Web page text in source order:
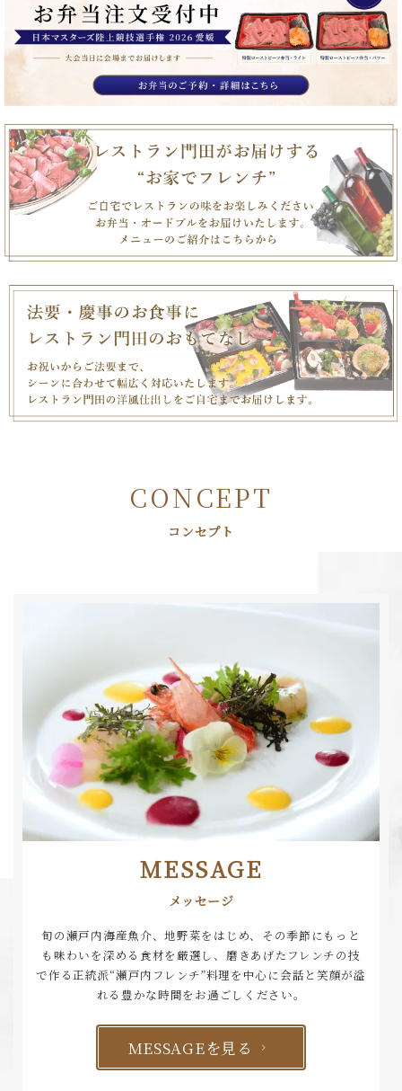
CONCEPT
コンセプト
MESSAGE
メッセージ
旬の瀬戸内海産魚介、地野菜をはじめ、その季節にもっと
も味わいを深める食材を厳選し、 磨きあげたフレンチの技
で作る正統派“瀬戸内フレンチ”料理を中心に会話と笑顔が溢
れる豊かな時間をお過ごしください。
MESSAGEを見る